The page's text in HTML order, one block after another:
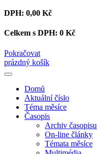
DPH: 0,00 Kč
Celkem s DPH: 0 Kč
Pokračovat
prázdný košík
Domů
Aktuální číslo
Téma měsíce
Časopis
Archiv časopisu
On-line články
Témata měsíce